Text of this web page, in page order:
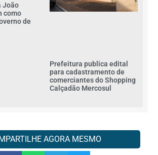
João
como
de
Prefeitura publica edital
para cadastramento de
comerciantes do Shopping
Calçadão Mercosul
AGORA MESMO